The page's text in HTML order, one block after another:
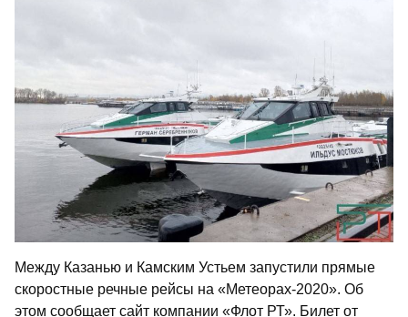
Между Казанью и Камским Устьем запустили прямые
скоростные речные рейсы на «Метеорах-2020». Об
этом сообщает сайт компании «Флот РТ». Билет от